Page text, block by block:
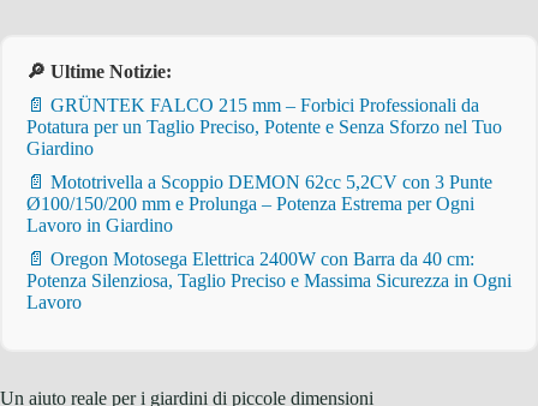
🔎 Ultime Notizie:
📄 GRÜNTEK FALCO 215 mm – Forbici Professionali da
Potatura per un Taglio Preciso, Potente e Senza Sforzo nel Tuo
Giardino
📄 Mototrivella a Scoppio DEMON 62cc 5,2CV con 3 Punte
Ø100/150/200 mm e Prolunga – Potenza Estrema per Ogni
Lavoro in Giardino
📄 Oregon Motosega Elettrica 2400W con Barra da 40 cm:
Potenza Silenziosa, Taglio Preciso e Massima Sicurezza in Ogni
Lavoro
Un aiuto reale per i giardini di piccole dimensioni